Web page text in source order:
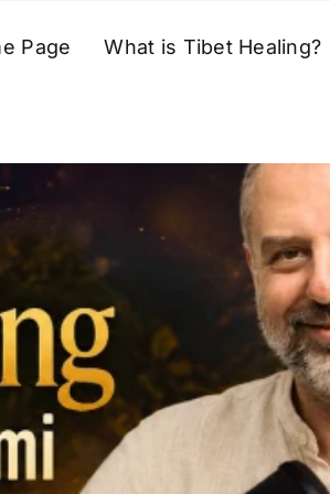
Page What is Tibet Healing?